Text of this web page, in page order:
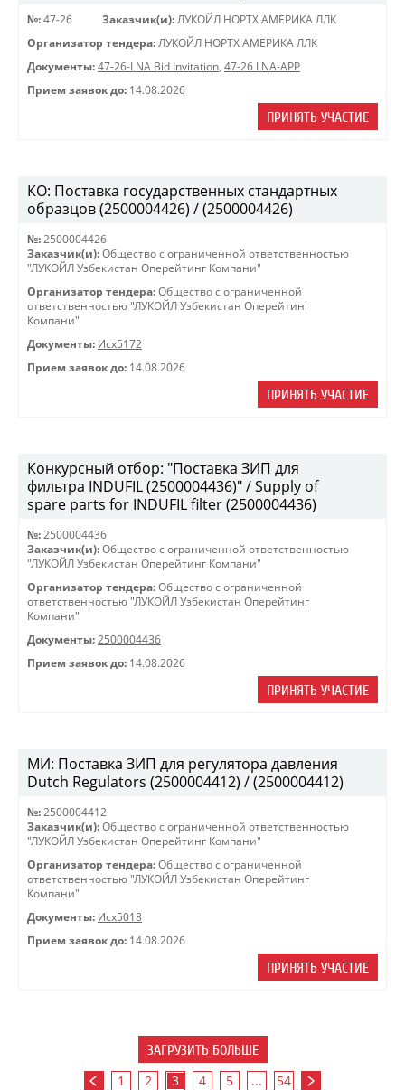
№: 47-26 Заказчик(и): ЛУКОЙЛ НОРТХ АМЕРИКА ЛЛК
Организатор тендера: ЛУКОЙЛ НОРТХ АМЕРИКА ЛЛК
Документы: 47-26-LNA Bid Invitation, 47-26 LNA-APP
Прием заявок до: 14.08.2026
ПРИНЯТЬ УЧАСТИЕ
КО: Поставка государственных стандартных
образцов (2500004426) / (2500004426)
№: 2500004426
Заказчик(и): Общество с ограниченной ответственностью
"ЛУКОЙЛ Узбекистан Оперейтинг Компани"
Организатор тендера: Общество с ограниченной
ответственностью "ЛУКОЙЛ Узбекистан Оперейтинг
Компани"
Документы: Исх5172
Прием заявок до: 14.08.2026
ПРИНЯТЬ УЧАСТИЕ
Конкурсный отбор: "Поставка ЗИП для
фильтра INDUFIL (2500004436)" / Supply of
spare parts for INDUFIL filter (2500004436)
№: 2500004436
Заказчик(и): Общество с ограниченной ответственностью
"ЛУКОЙЛ Узбекистан Оперейтинг Компани"
Организатор тендера: Общество с ограниченной
ответственностью "ЛУКОЙЛ Узбекистан Оперейтинг
Компани"
Документы: 2500004436
Прием заявок до: 14.08.2026
ПРИНЯТЬ УЧАСТИЕ
МИ: Поставка ЗИП для регулятора давления
Dutch Regulators (2500004412) / (2500004412)
№: 2500004412
Заказчик(и): Общество с ограниченной ответственностью
"ЛУКОЙЛ Узбекистан Оперейтинг Компани"
Организатор тендера: Общество с ограниченной
ответственностью "ЛУКОЙЛ Узбекистан Оперейтинг
Компани"
Документы: Исх5018
Прием заявок до: 14.08.2026
ПРИНЯТЬ УЧАСТИЕ
ЗАГРУЗИТЬ БОЛЬШЕ
1 2 3 4 5 ... 54